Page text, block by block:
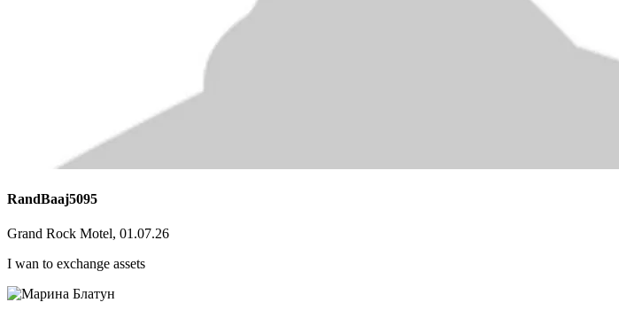
RandBaaj5095
Grand Rock Motel, 01.07.26
I wan to exchange assets